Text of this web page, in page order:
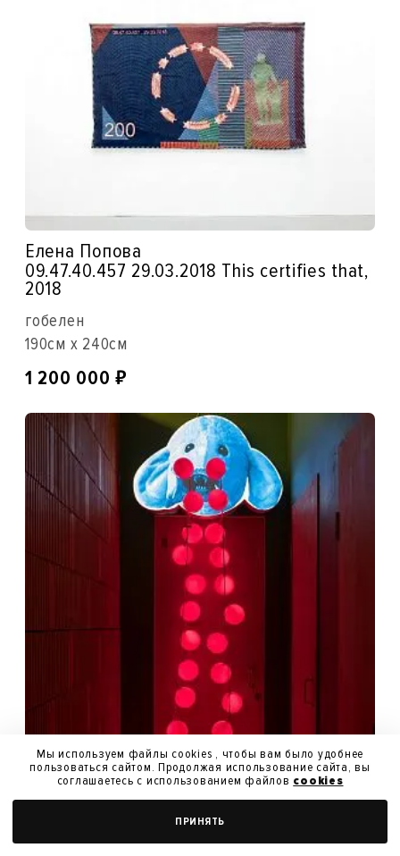
Елена Попова
09.47.40.457 29.03.2018 This certifies that,
2018
гобелен
190см x 240см
1 200 000₽
Мы используем файлы cookies , чтобы вам было удобнее
пользоваться сайтом. Продолжая использование сайта, вы
соглашаетесь с использованием файлов cookies
ПРИНЯТЬ